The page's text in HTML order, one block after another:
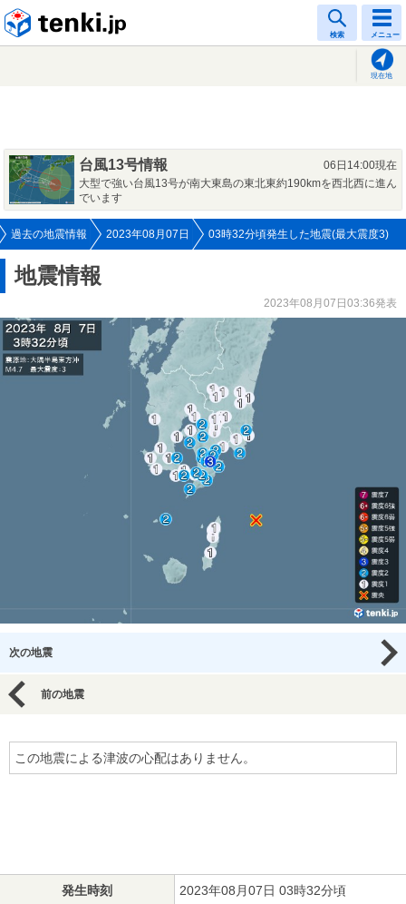
検索 メニュー
現在地
台風13号情報
06日14:00現在
大型で強い台風13号が南大東島の東北東約190kmを西北西に進ん
でいます
過去の地震情報 2023年08月07日 03時32分頃発生した地震(最大震度3)
地震情報
2023年08月07日03:36発表
次の地震
前の地震
この地震による津波の心配はありません。
発生時刻 2023年08月07日 03時32分頃